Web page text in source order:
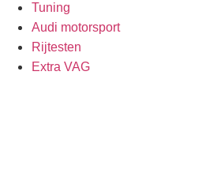
Tuning
Audi motorsport
Rijtesten
Extra VAG